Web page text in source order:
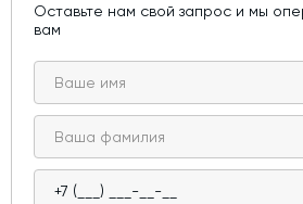
Оставьте нам свой запрос и мы
вам